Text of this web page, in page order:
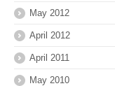
May 2012
April 2012
April 2011
May 2010